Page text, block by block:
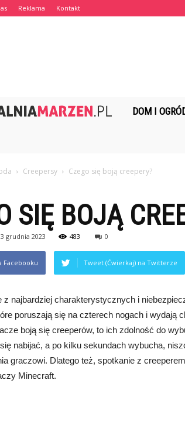
Reklama Kontakt
DOM I
Creepersy Czego się boją creepery?
SIĘ BOJĄ
grudnia 2023 483 0
Facebooku Tweet (Ćwierkaj) na Twitterze
z najbardziej charakterystycznych i
poruszają się na czterech nogach i wydają
boją się creeperów, to ich zdolność do
nabijać, a po kilku sekundach wybucha,
graczowi. Dlatego też, spotkanie z
Minecraft.